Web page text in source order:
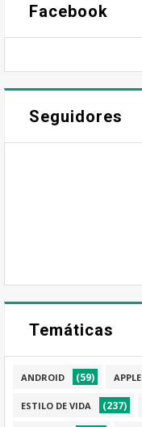
Facebook
Seguidores
Temáticas
ANDROID (59) APPLE
ESTILO DE VIDA (237)